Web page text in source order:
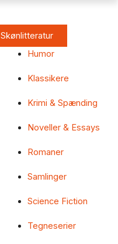
Humor
Klassikere
Krimi & Spænding
Noveller & Essays
Romaner
Samlinger
Science Fiction
Tegneserier